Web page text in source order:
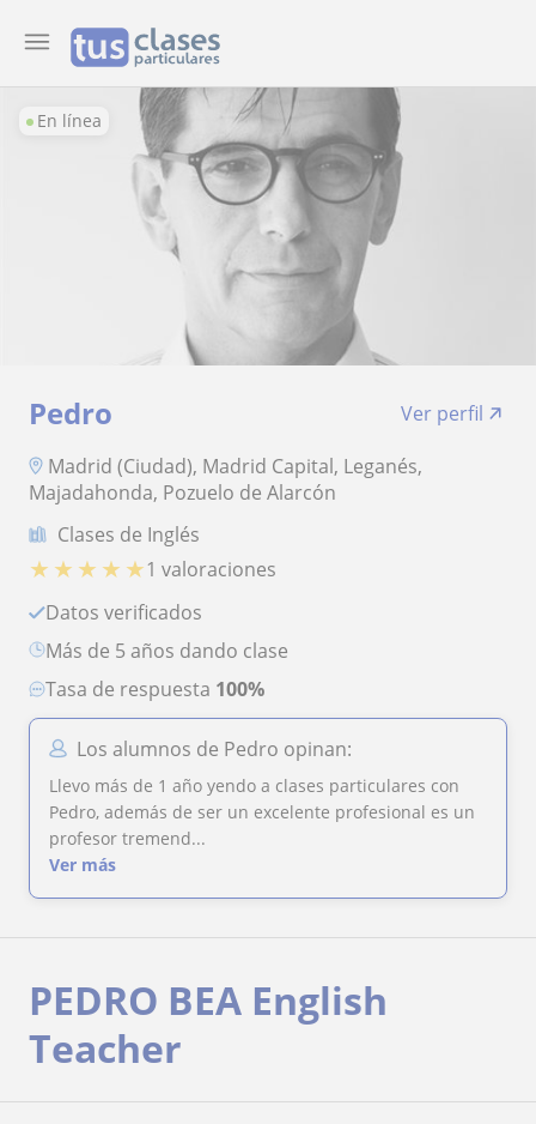
En línea
Pedro
Ver perfil
Madrid (Ciudad), Madrid Capital, Leganés,
Majadahonda, Pozuelo de Alarcón
Clases de Inglés
★ ★ ★ ★ ★1 valoraciones
Datos verificados
más de 5 años dando clase
Tasa de respuesta 100%
Los alumnos de Pedro opinan:
Llevo más de 1 año yendo a clases particulares con
Pedro, además de ser un excelente profesional es un
profesor tremend...
Ver más
PEDRO BEA English
Teacher